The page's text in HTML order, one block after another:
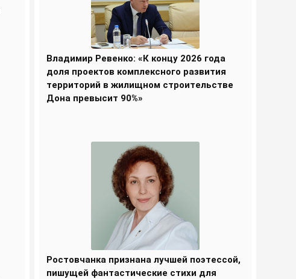
Владимир Ревенко: «К концу 2026 года
доля проектов комплексного развития
территорий в жилищном строительстве
Дона превысит 90%»
Ростовчанка признана лучшей поэтессой,
пишущей фантастические стихи для